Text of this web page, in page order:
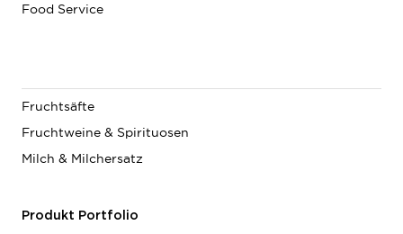
Food Service
Fruchtsäfte
Fruchtweine & Spirituosen
Milch & Milchersatz
Produkt Portfolio